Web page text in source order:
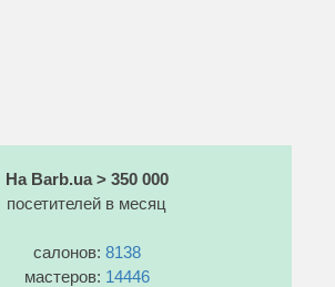
На Barb.ua > 350 000
посетителей в месяц
салонов: 8138
мастеров: 14446